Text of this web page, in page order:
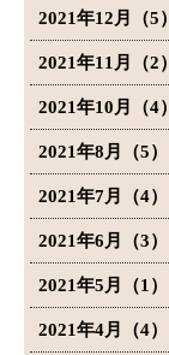
2021年12月（5）
2021年11月（2）
2021年10月（4）
2021年8月（5）
2021年7月（4）
2021年6月（3）
2021年5月（1）
2021年4月（4）